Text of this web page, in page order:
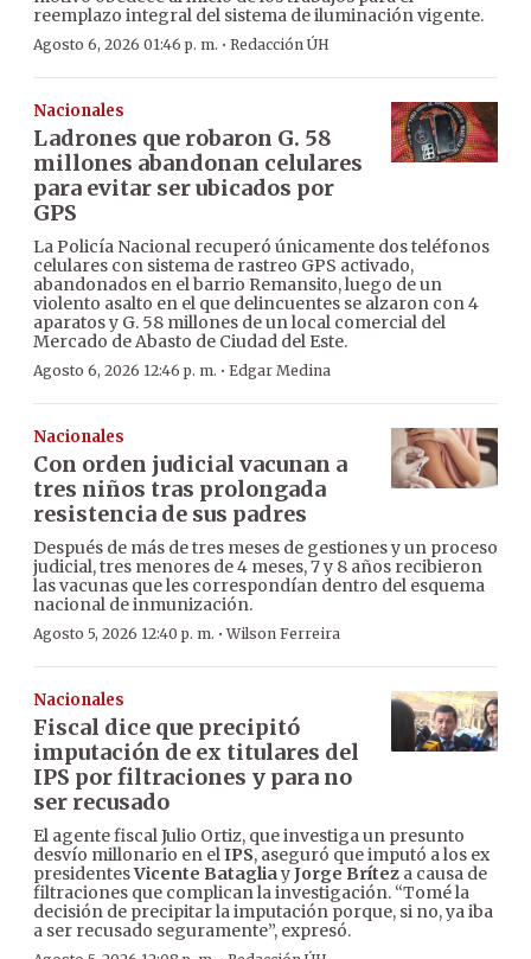
reemplazo integral del sistema de iluminación vigente.
Agosto 6, 2026 01:46 p. m. · Redacción ÚH
Nacionales
Ladrones que robaron G. 58
millones abandonan celulares
para evitar ser ubicados por
GPS
La Policía Nacional recuperó únicamente dos teléfonos
celulares con sistema de rastreo GPS activado,
abandonados en el barrio Remansito, luego de un
violento asalto en el que delincuentes se alzaron con 4
aparatos y G. 58 millones de un local comercial del
Mercado de Abasto de Ciudad del Este.
Agosto 6, 2026 12:46 p. m. · Edgar Medina
Nacionales
Con orden judicial vacunan a
tres niños tras prolongada
resistencia de sus padres
Después de más de tres meses de gestiones y un proceso
judicial, tres menores de 4 meses, 7 y 8 años recibieron
las vacunas que les correspondían dentro del esquema
nacional de inmunización.
Agosto 5, 2026 12:40 p. m. ·Wilson Ferreira
Nacionales
Fiscal dice que precipitó
imputación de ex titulares del
IPS por filtraciones y para no
ser recusado
El agente fiscal Julio Ortiz, que investiga un presunto
desvío millonario en elIPS, aseguró que imputó a los ex
presidentesVicente BatagliayJorge Brítez a causa de
filtraciones que complican la investigación. “Tomé la
decisión de precipitar la imputación porque, si no, ya iba
a ser recusado seguramente”, expresó.